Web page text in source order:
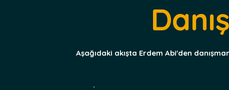
Aşağıdaki akışta Erdem Abi'den